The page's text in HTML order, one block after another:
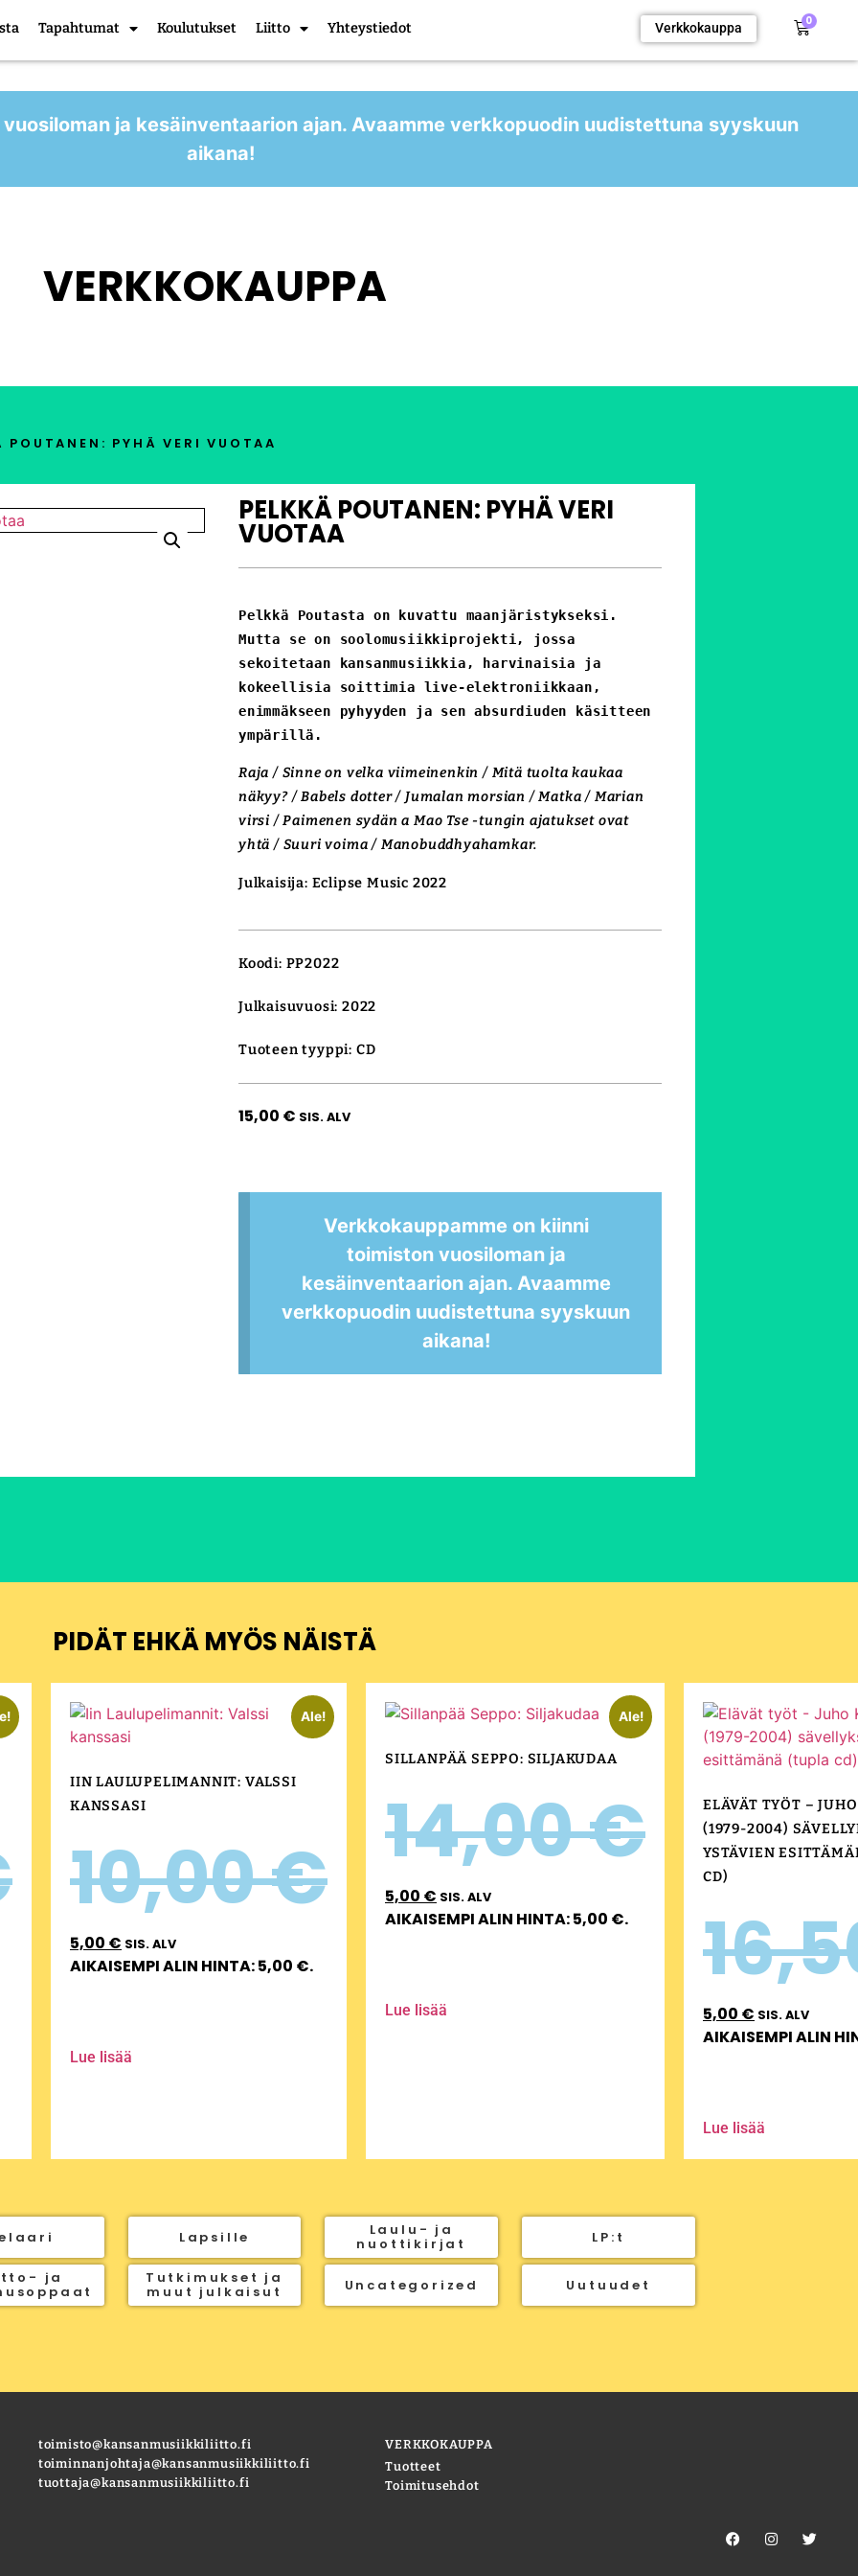
Tapahtumat Koulutukset Liitto Yhteystiedot Verkkokauppa 0
ja kesäinventaarion ajan. Avaamme verkkopuodin uudistettuna syyskuun
aikana!
VERKKOKAUPPA
PYHÄ VERI VUOTAA
PELKKÄ POUTANEN: PYHÄ VERI
VUOTAA
Pelkkä Poutasta on kuvattu maanjäristykseksi.
Mutta se on soolomusiikkiprojekti, jossa
sekoitetaan kansanmusiikkia, harvinaisia ​​ja
kokeellisia soittimia live-elektroniikkaan,
enimmäkseen pyhyyden ja sen absurdiuden käsitteen
ympärillä.
Raja / Sinne on velka viimeinenkin / Mitä tuolta kaukaa
näkyy? / Babels dotter / Jumalan morsian / Matka / Marian
virsi / Paimenen sydän a Mao Tse -tungin ajatukset ovat
yhtä / Suuri voima / Manobuddhyahamkar.
Julkaisija: Eclipse Music 2022
Koodi: PP2022
Julkaisuvuosi: 2022
Tuoteen tyyppi: CD
15,00 € SIS. ALV
Verkkokauppamme on kiinni
toimiston vuosiloman ja
kesäinventaarion ajan. Avaamme
verkkopuodin uudistettuna syyskuun
aikana!
PIDÄT EHKÄ MYÖS NÄISTÄ
Ale!
IIN LAULUPELIMANNIT: VALSSI
KANSSASI
10,00€
5,00 € SIS. ALV
AIKAISEMPI ALIN HINTA:5,00 €.
Lue lisää
Ale!
SILLANPÄÄ SEPPO: SILJAKUDAA
14,00€
5,00 € SIS. ALV
AIKAISEMPI ALIN HINTA:5,00 €.
Lue lisää
ELÄVÄT TYÖT –
(1979-2004)
YSTÄVIEN
CD)
5,00 € SIS. ALV
AIKAISEMPI ALIN
Lue lisää
Lapsille Laulu- ja
nuottikirjat LP:t
ja Tutkimukset ja
muut julkaisut Uncategorized Uutuudet
toimisto@kansanmusiikkiliitto.fi
toiminnanjohtaja@kansanmusiikkiliitto.fi
tuottaja@kansanmusiikkiliitto.fi
VERKKOKAUPPA
Tuotteet
Toimitusehdot